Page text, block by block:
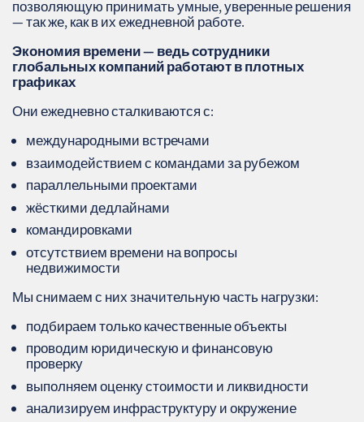
позволяющую принимать умные, уверенные решения
— так же, как в их ежедневной работе.
Экономия времени — ведь сотрудники
глобальных компаний работают в плотных
графиках
Они ежедневно сталкиваются с:
международными встречами
взаимодействием с командами за рубежом
параллельными проектами
жёсткими дедлайнами
командировками
отсутствием времени на вопросы
недвижимости
Мы снимаем с них значительную часть нагрузки:
подбираем только качественные объекты
проводим юридическую и финансовую
проверку
выполняем оценку стоимости и ликвидности
анализируем инфраструктуру и окружение